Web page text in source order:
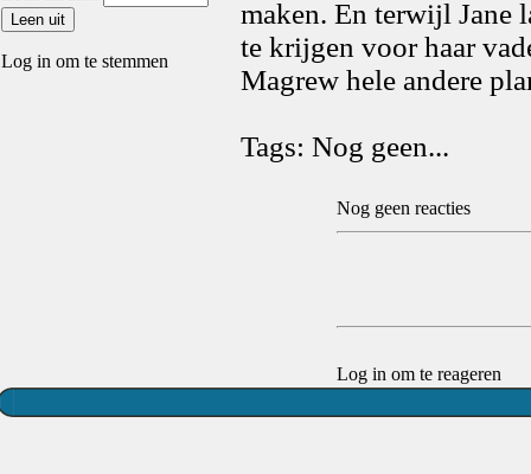
Log in om te stemmen
maken. En terwijl Jane
te krijgen voor haar
Magrew hele andere
Tags: Nog geen...
Nog geen reacties
Log in om te reageren